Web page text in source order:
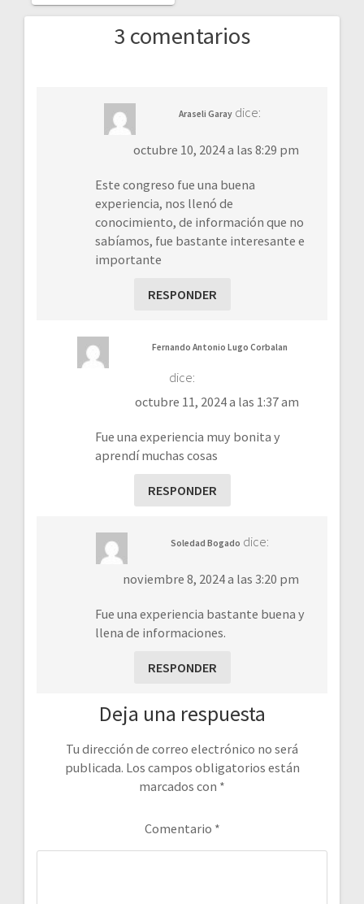
3 comentarios
Araseli Garay dice:
octubre 10, 2024 a las 8:29 pm
Este congreso fue una buena
experiencia, nos llenó de
conocimiento, de información que no
sabíamos, fue bastante interesante e
importante
RESPONDER
Fernando Antonio Lugo Corbalan
dice:
octubre 11, 2024 a las 1:37 am
Fue una experiencia muy bonita y
aprendí muchas cosas
RESPONDER
Soledad Bogado dice:
noviembre 8, 2024 a las 3:20 pm
Fue una experiencia bastante buena y
llena de informaciones.
RESPONDER
Deja una respuesta
Tu dirección de correo electrónico no será
publicada. Los campos obligatorios están
marcados con *
Comentario *